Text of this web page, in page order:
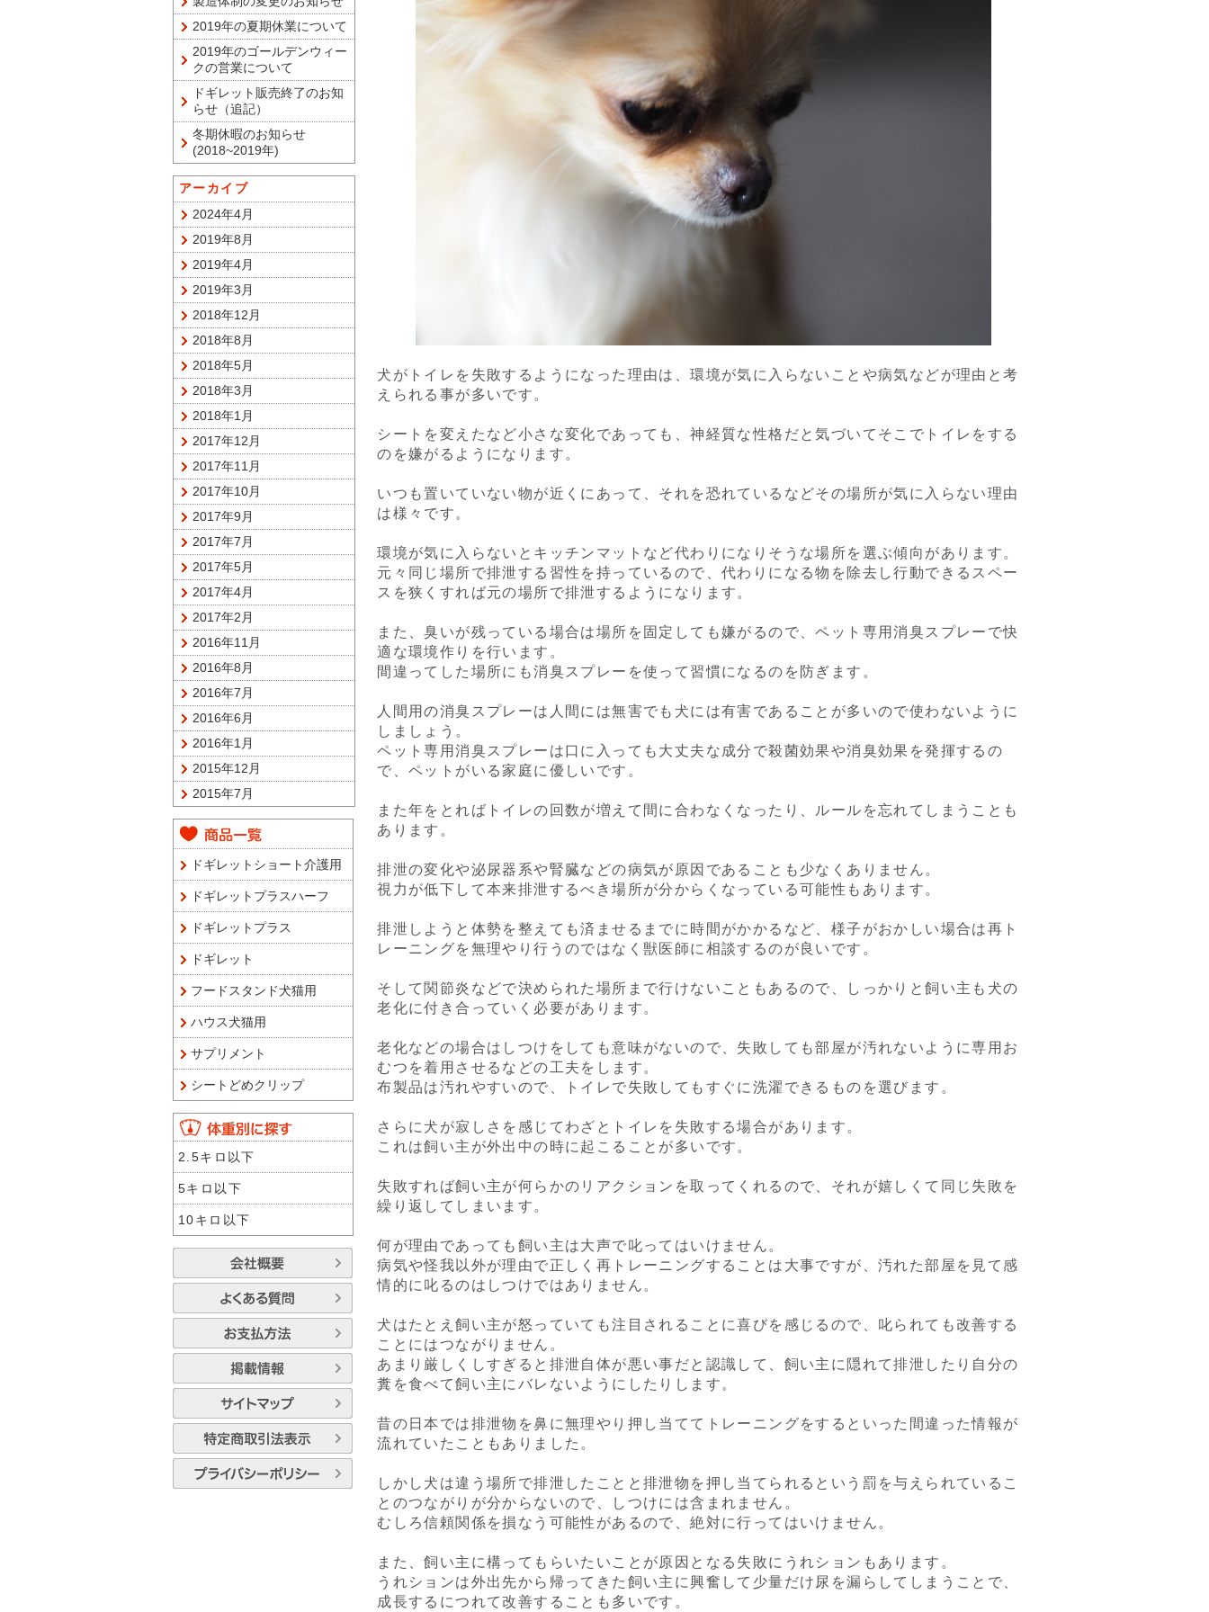
犬がトイレを失敗するようになった理由は、環境が気に入らないことや病気などが理由と考
えられる事が多いです。
シートを変えたなど小さな変化であっても、神経質な性格だと気づいてそこでトイレをする
のを嫌がるようになります。
いつも置いていない物が近くにあって、それを恐れているなどその場所が気に入らない理由
は様々です。
環境が気に入らないとキッチンマットなど代わりになりそうな場所を選ぶ傾向があります。
元々同じ場所で排泄する習性を持っているので、代わりになる物を除去し行動できるスペー
スを狭くすれば元の場所で排泄するようになります。
また、臭いが残っている場合は場所を固定しても嫌がるので、ペット専用消臭スプレーで快
適な環境作りを行います。
間違ってした場所にも消臭スプレーを使って習慣になるのを防ぎます。
人間用の消臭スプレーは人間には無害でも犬には有害であることが多いので使わないように
しましょう。
ペット専用消臭スプレーは口に入っても大丈夫な成分で殺菌効果や消臭効果を発揮するの
で、ペットがいる家庭に優しいです。
また年をとればトイレの回数が増えて間に合わなくなったり、ルールを忘れてしまうことも
あります。
排泄の変化や泌尿器系や腎臓などの病気が原因であることも少なくありません。
視力が低下して本来排泄するべき場所が分からくなっている可能性もあります。
排泄しようと体勢を整えても済ませるまでに時間がかかるなど、様子がおかしい場合は再ト
レーニングを無理やり行うのではなく獣医師に相談するのが良いです。
そして関節炎などで決められた場所まで行けないこともあるので、しっかりと飼い主も犬の
老化に付き合っていく必要があります。
老化などの場合はしつけをしても意味がないので、失敗しても部屋が汚れないように専用お
むつを着用させるなどの工夫をします。
布製品は汚れやすいので、トイレで失敗してもすぐに洗濯できるものを選びます。
さらに犬が寂しさを感じてわざとトイレを失敗する場合があります。
これは飼い主が外出中の時に起こることが多いです。
失敗すれば飼い主が何らかのリアクションを取ってくれるので、それが嬉しくて同じ失敗を
繰り返してしまいます。
何が理由であっても飼い主は大声で叱ってはいけません。
病気や怪我以外が理由で正しく再トレーニングすることは大事ですが、汚れた部屋を見て感
情的に叱るのはしつけではありません。
犬はたとえ飼い主が怒っていても注目されることに喜びを感じるので、叱られても改善する
ことにはつながりません。
あまり厳しくしすぎると排泄自体が悪い事だと認識して、飼い主に隠れて排泄したり自分の
糞を食べて飼い主にバレないようにしたりします。
昔の日本では排泄物を鼻に無理やり押し当ててトレーニングをするといった間違った情報が
流れていたこともありました。
しかし犬は違う場所で排泄したことと排泄物を押し当てられるという罰を与えられているこ
とのつながりが分からないので、しつけには含まれません。
むしろ信頼関係を損なう可能性があるので、絶対に行ってはいけません。
また、飼い主に構ってもらいたいことが原因となる失敗にうれションもあります。
うれションは外出先から帰ってきた飼い主に興奮して少量だけ尿を漏らしてしまうことで、
成長するにつれて改善することも多いです。
2019年の夏期休業について
2019年のゴールデンウィー
クの営業について
ドギレット販売終了のお知
らせ（追記）
冬期休暇のお知らせ
(2018~2019年)
アーカイブ
2024年4月
2019年8月
2019年4月
2019年3月
2018年12月
2018年8月
2018年5月
2018年3月
2018年1月
2017年12月
2017年11月
2017年10月
2017年9月
2017年7月
2017年5月
2017年4月
2017年2月
2016年11月
2016年8月
2016年7月
2016年6月
2016年1月
2015年12月
2015年7月
ドギレットショート介護用
ドギレットプラスハーフ
ドギレットプラス
ドギレット
フードスタンド犬猫用
ハウス犬猫用
サプリメント
シートどめクリップ
2.5キロ以下
5キロ以下
10キロ以下